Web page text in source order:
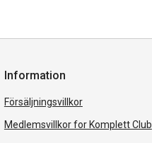
Information
Försäljningsvillkor
Medlemsvillkor for Komplett Club